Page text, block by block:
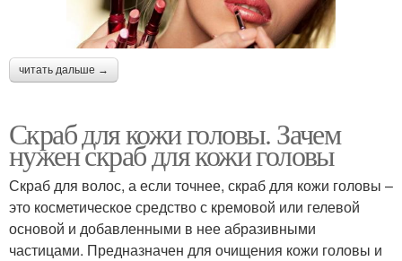
читать дальше →
Скраб для кожи головы. Зачем
нужен скраб для кожи головы
Скраб для волос, а если точнее, скраб для кожи головы –
это косметическое средство с кремовой или гелевой
основой и добавленными в нее абразивными
частицами. Предназначен для очищения кожи головы и